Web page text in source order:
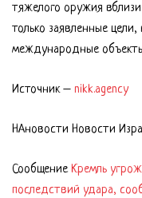
тяжелого оружия
только заявленные
международные
Источник – nikk.agency
НАновости Новости
СообщениеКремль
последствий удара,